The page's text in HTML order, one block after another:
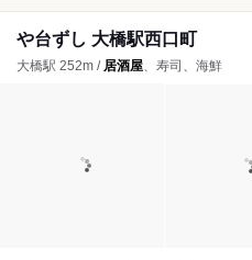
や台ずし 大橋駅西口町
大橋駅 252m / 居酒屋、寿司、海鮮